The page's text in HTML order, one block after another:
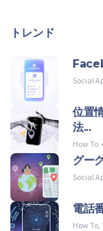
トレンド
Social
位置
法...
How To
グー
Social
電話
How To,